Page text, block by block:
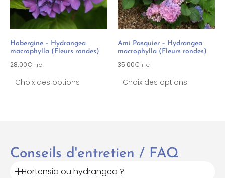
Hobergine – Hydrangea
macrophylla (Fleurs rondes)
28.00€ TTC
Choix des options
Ami Pasquier – Hydrangea
macrophylla (Fleurs rondes)
35.00€ TTC
Choix des options
Conseils d'entretien / FAQ
Hortensia ou hydrangea ?